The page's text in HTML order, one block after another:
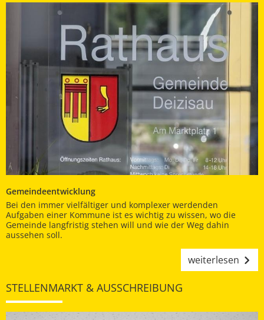
Gemeindeentwicklung
Bei den immer vielfältiger und komplexer werdenden
Aufgaben einer Kommune ist es wichtig zu wissen, wo die
Gemeinde langfristig stehen will und wie der Weg dahin
aussehen soll.
weiterlesen
STELLENMARKT & AUSSCHREIBUNG